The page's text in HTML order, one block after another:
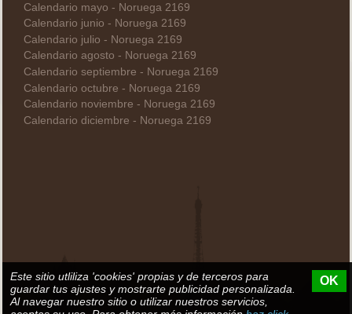
Calendario mayo - Noruega 2169
Calendario junio - Noruega 2169
Calendario julio - Noruega 2169
Calendario agosto - Noruega 2169
Calendario septiembre - Noruega 2169
Calendario octubre - Noruega 2169
Calendario noviembre - Noruega 2169
Calendario diciembre - Noruega 2169
Este sitio utliliza 'cookies' propias y de terceros para
guardar tus ajustes y mostrarte publicidad personalizada.
Al navegar nuestro sitio o utilizar nuestros servicios,
OK